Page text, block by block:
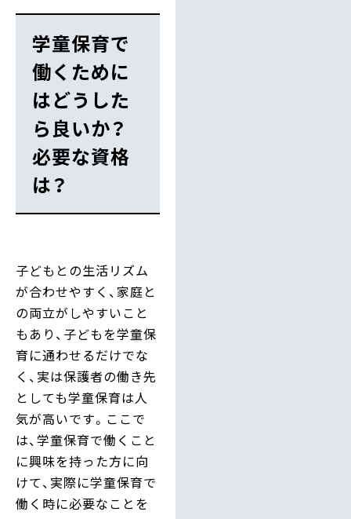
学童保育で
働くために
はどうした
ら良いか？
必要な資格
は？
子どもとの生活リズム
が合わせやすく、家庭と
の両立がしやすいこと
もあり、子どもを学童保
育に通わせるだけでな
く、実は保護者の働き先
としても学童保育は人
気が高いです。ここで
は、学童保育で働くこと
に興味を持った方に向
けて、実際に学童保育で
働く時に必要なことを